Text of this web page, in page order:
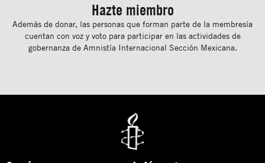
Hazte miembro
Además de donar, las personas que forman parte de la membresía
cuentan con voz y voto para participar en las actividades de
gobernanza de Amnistía Internacional Sección Mexicana.